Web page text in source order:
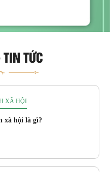
TỨC
XÃ HỘI
xã hội là gì?